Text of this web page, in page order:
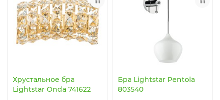
Хрустальное бра
Lightstar Onda 741622
Бра Lightstar Pentola
803540